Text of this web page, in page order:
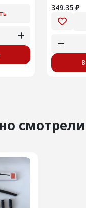
349.35 ₽
смотрели